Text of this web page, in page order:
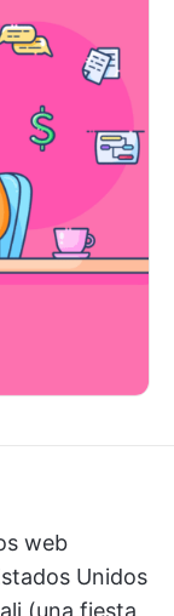
web
Unidos
(una fiesta